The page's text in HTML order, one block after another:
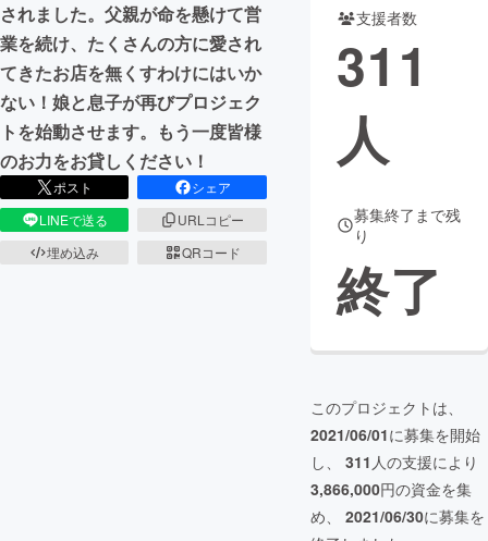
されました。父親が命を懸けて営
業を続け、たくさんの方に愛され
てきたお店を無くすわけにはいか
ない！娘と息子が再びプロジェク
トを始動させます。もう一度皆様
のお力をお貸しください！
ポスト
シェア
LINEで送る
URLコピー
埋め込み
QRコード
支援者数
311
人
募集終了まで残
り
終了
このプロジェクトは、
2021/06/01に募集を開始
し、 311 人の支援により
3,866,000円の資金を集
め、 2021/06/30に募集を